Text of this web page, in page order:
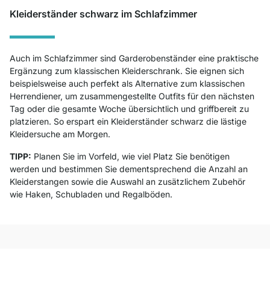
Kleiderständer schwarz im Schlafzimmer
Auch im Schlafzimmer sind Garderobenständer eine praktische
Ergänzung zum klassischen Kleiderschrank. Sie eignen sich
beispielsweise auch perfekt als Alternative zum klassischen
Herrendiener, um zusammengestellte Outfits für den nächsten
Tag oder die gesamte Woche übersichtlich und griffbereit zu
platzieren. So erspart ein Kleiderständer schwarz die lästige
Kleidersuche am Morgen.
TIPP: Planen Sie im Vorfeld, wie viel Platz Sie benötigen
werden und bestimmen Sie dementsprechend die Anzahl an
Kleiderstangen sowie die Auswahl an zusätzlichem Zubehör
wie Haken, Schubladen und Regalböden.